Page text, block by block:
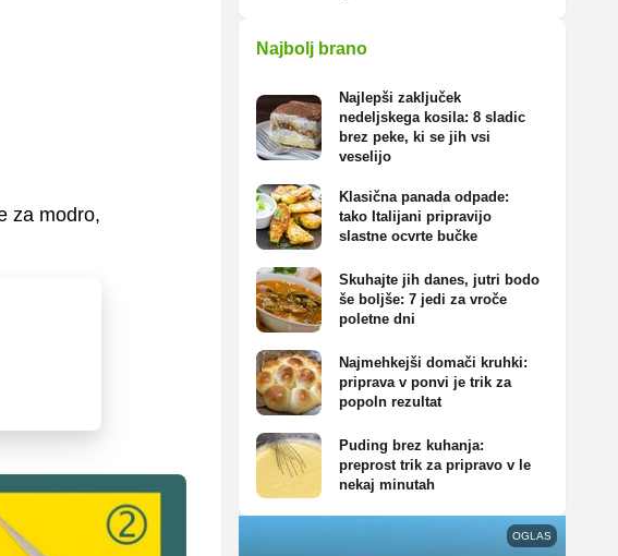
za modro,
Najbolj brano
Najlepši zaključek
nedeljskega kosila: 8 sladic
brez peke, ki se jih vsi
veselijo
Klasična panada odpade:
tako Italijani pripravijo
slastne ocvrte bučke
Skuhajte jih danes, jutri bodo
še boljše: 7 jedi za vroče
poletne dni
Najmehkejši domači kruhki:
priprava v ponvi je trik za
popoln rezultat
Puding brez kuhanja:
preprost trik za pripravo v le
nekaj minutah
OGLAS